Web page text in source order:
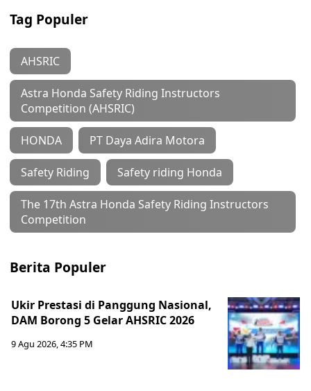
Tag Populer
AHSRIC
Astra Honda Safety Riding Instructors
Competition (AHSRIC)
HONDA PT Daya Adira Motora
Safety Riding Safety riding Honda
The 17th Astra Honda Safety Riding Instructors
Competition
Berita Populer
Ukir Prestasi di Panggung Nasional,
DAM Borong 5 Gelar AHSRIC 2026
9 Agu 2026, 4:35 PM